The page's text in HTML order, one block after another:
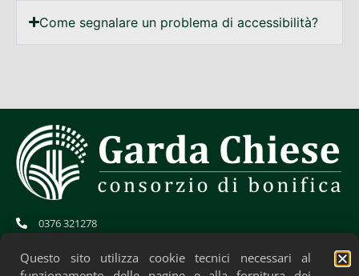
Come segnalare un problema di accessibilità?
0376 321278
cb.gardachiese-bonifica@pec.regione.lombardia.it
CF: 01706580204
Questo sito utilizza cookie tecnici necessari al